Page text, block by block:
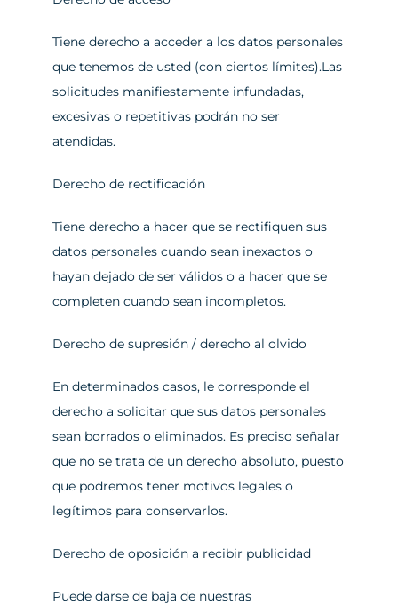
Tiene derecho a acceder a los datos personales
que tenemos de usted (con ciertos límites).Las
solicitudes manifiestamente infundadas,
excesivas o repetitivas podrán no ser
atendidas.
Derecho de rectificación
Tiene derecho a hacer que se rectifiquen sus
datos personales cuando sean inexactos o
hayan dejado de ser válidos o a hacer que se
completen cuando sean incompletos.
Derecho de supresión / derecho al olvido
En determinados casos, le corresponde el
derecho a solicitar que sus datos personales
sean borrados o eliminados. Es preciso señalar
que no se trata de un derecho absoluto, puesto
que podremos tener motivos legales o
legítimos para conservarlos.
Derecho de oposición a recibir publicidad
Puede darse de baja de nuestras